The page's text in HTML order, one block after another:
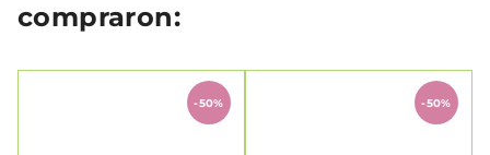
compraron:
-50% -50%